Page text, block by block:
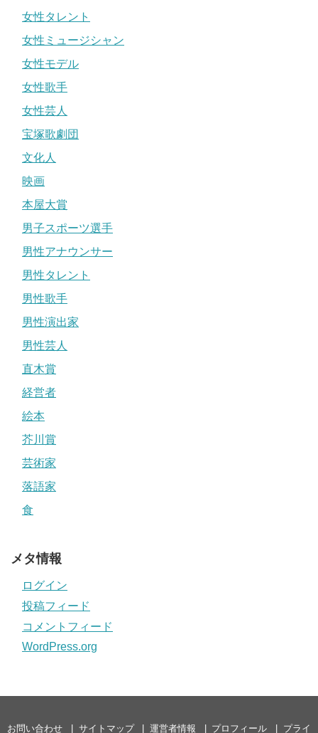
女性タレント
女性ミュージシャン
女性モデル
女性歌手
女性芸人
宝塚歌劇団
文化人
映画
本屋大賞
男子スポーツ選手
男性アナウンサー
男性タレント
男性歌手
男性演出家
男性芸人
直木賞
経営者
絵本
芥川賞
芸術家
落語家
食
メタ情報
ログイン
投稿フィード
コメントフィード
WordPress.org
お問い合わせ サイトマップ 運営者情報 プロフィール プライ